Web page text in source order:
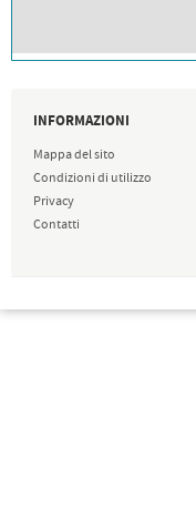
INFORMAZIONI
Mappa del sito
Condizioni di utilizzo
Privacy
Contatti